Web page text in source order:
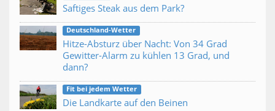
Saftiges Steak aus dem Park?
Deutschland-Wetter
Hitze-Absturz über Nacht: Von 34 Grad
Gewitter-Alarm zu kühlen 13 Grad, und
dann?
Fit bei jedem Wetter
Die Landkarte auf den Beinen